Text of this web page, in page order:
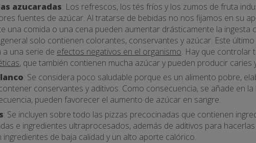
azucaradas: Los refrescos, los tés fríos y los zumos de fruta
fuentes de azúcar. Al tratarse de bebidas no nos fijamos en su
una comida o una cena pueden aumentar drásticamente la ingesta
solo contienen colorantes, conservantes y azúcar. Este
a una serie de efectos negativos en el organismo. Hay que controlar
, que también contienen mucha azúcar y pueden producir
: Se considera poco saludable porque es un alimento pobre,
conservantes y aditivos. Como consecuencia, se añade en
pueden favorecer el aumento de azúcar en sangre.
: Se incluyen sobre todo las pizzas precocinadas que contienen
e ingredientes ultraprocesados, además de aditivos para
ingredientes de baja calidad y un alto aporte calórico.